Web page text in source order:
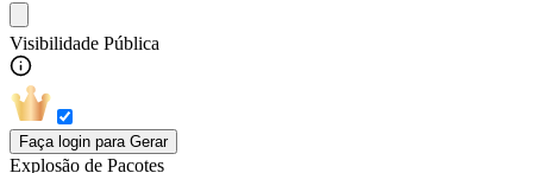
Visibilidade Pública
Faça login para Gerar
Explosão de Pacotes